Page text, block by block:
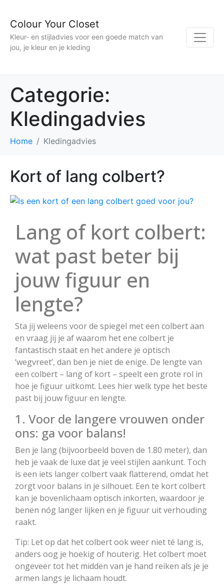
Colour Your Closet
Kleur- en stijladvies voor een goede match van
jou, je kleur en je kleding
Categorie:
Kledingadvies
Home Kledingadvies
Kort of lang colbert?
Lang of kort colbert:
wat past beter bij
jouw figuur en
lengte?
Sta jij weleens voor de spiegel met een colbert aan
en vraag jij je af waarom het ene colbert je
fantastisch staat en het andere je optisch
‘wegvreet’, dan ben je niet de enige. De lengte van
een colbert – lang of kort – speelt een grote rol in
hoe je figuur uitkomt. Lees hier welk type het beste
past bij jouw figuur en lengte.
1. Voor de langere vrouwen onder
ons: ga voor balans!
Ben je lang (bijvoorbeeld boven de 1.80 meter), dan
heb je vaak de luxe dat je veel stijlen aankunt. Toch
is een iets langer colbert vaak flatterend, omdat het
zorgt voor balans in je silhouet. Een te kort colbert
kan je bovenlichaam optisch inkorten, waardoor je
benen nóg langer lijken en je figuur uit verhouding
raakt.
Tip: Let op dat het colbert ook weer niet té lang is,
anders oog je hoekig of houterig. Het colbert moet
ongeveer tot het midden van je hand reiken als je je
armen langs je lichaam houdt.